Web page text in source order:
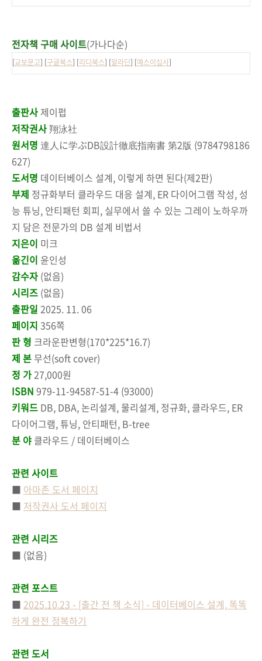
전자책 구매 사이트(가나다순)
[교보문고] [구글북스] [리디북스] [알라딘] [예스이십사]
출판사 제이펍
저작권사翔泳社
원서명 達人に学ぶDB設計徹底指南書 第2版 (9784798186
627)
도서명 데이터베이스 설계, 이렇게 하면 된다(제2판)
부제 정규화부터 클라우드 대응 설계, ER 다이어그램 작성, 성
능 튜닝, 안티패턴 회피, 실무에서 쓸 수 있는 그레이 노하우까
지 담은 전문가의 DB 설계 비법서
지은이 미크
옮긴이 윤인성
감수자 (없음)
시리즈 (없음)
출판일 2025. 11. 06
페이지 356쪽
판 형 크라운판변형(170*225*16.7)
제 본 무선(soft cover)
정 가27,000원
ISBN 979-11-94587-51-4 (93000)
키워드 DB, DBA, 논리설계, 물리설계, 정규화, 클라우드, ER
다이어그램, 튜닝, 안티패턴, B-tree
분 야 클라우드 / 데이터베이스
관련 사이트
■ 아마존 도서 페이지
■ 저작권사 도서 페이지
관련 시리즈
■ (없음)
관련 포스트
■ 2025.10.23 - [출간 전 책 소식] - 데이터베이스 설계, 똑똑
하게 완전 정복하기
관련 도서